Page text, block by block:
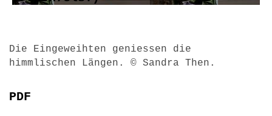
Die Eingeweihten geniessen die
himmlischen Längen. © Sandra Then.
PDF